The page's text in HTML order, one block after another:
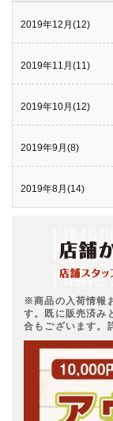
2019年12月(12)
2019年11月(11)
2019年10月(12)
2019年9月(8)
2019年8月(14)
※商品の入荷情報
す。既に販売済み
合もございます。